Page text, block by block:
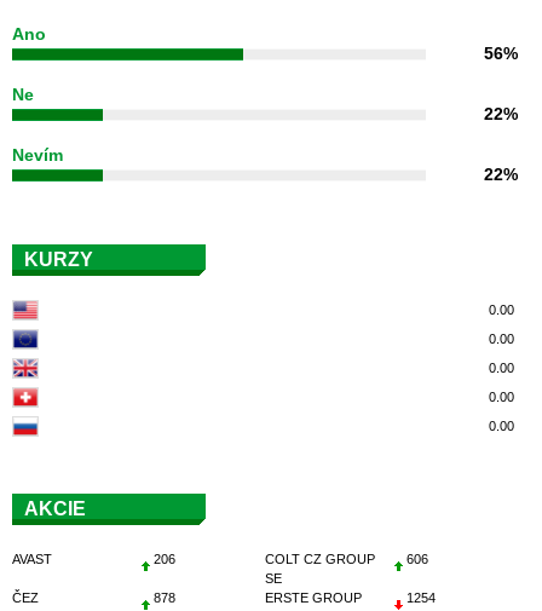
Ano
56%
Ne
22%
Nevím
22%
KURZY
0.00
0.00
0.00
0.00
0.00
AKCIE
AVAST 206
COLT CZ GROUP
SE
606
ČEZ 878
ERSTE GROUP
1254